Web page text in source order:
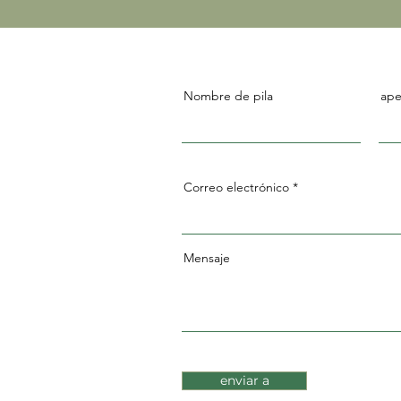
Nombre de pila
Correo electrónico
Mensaje
enviar a